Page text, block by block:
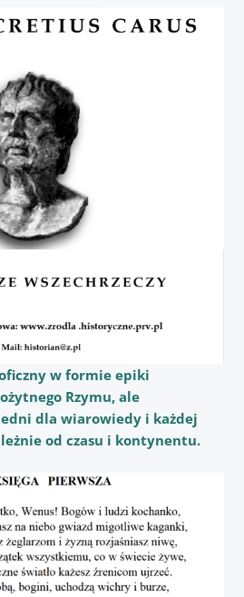
w formie epiki
Rzymu, ale
dla wiarowiedy i każdej
od czasu i kontynentu.